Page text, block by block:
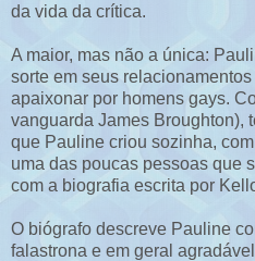
da vida da crítica.
A maior, mas não a única:
sorte em seus
apaixonar por homens gays.
vanguarda James Broughton),
que Pauline criou sozinha,
uma das poucas pessoas que
com a biografia escrita por
O biógrafo descreve Pauline
falastrona e em geral